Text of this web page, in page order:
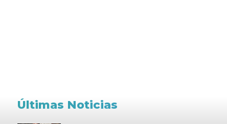
Últimas Noticias